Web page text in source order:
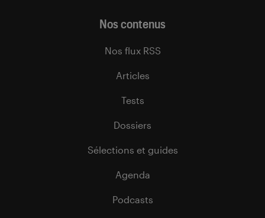
Nos contenus
Nos flux RSS
Articles
Tests
Dossiers
Sélections et guides
Agenda
Podcasts